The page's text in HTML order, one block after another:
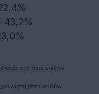
43,2%